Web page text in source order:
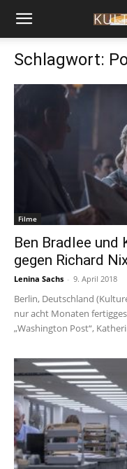
Schlagwort:
Filme
Ben Bradlee und
gegen Richard
Lenina Sachs - 9. April 2018
Berlin, Deutschland
nur acht Monaten
„Washington Post“,